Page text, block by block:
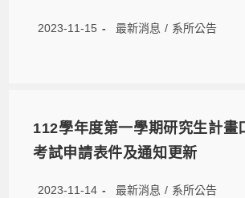
2023-11-15 最新消息 / 系所公告
112學年度第一學期研究生計畫
考試申請表件及通知更新
2023-11-14 最新消息 / 系所公告